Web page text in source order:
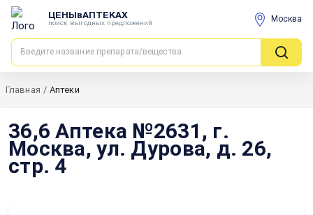
ЦЕНЫвАПТЕКАХ
поиск выгодных предложений Москва
Главная / Аптеки
36,6 Аптека №2631, г.
Москва, ул. Дурова, д. 26,
стр. 4